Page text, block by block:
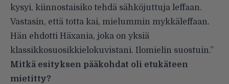
kysyi, kiinnostaisiko tehdä sähköjuttuja leffaan.
Vastasin, että totta kai, mielummin mykkäleffaan.
Hän ehdotti Häxania, joka on yksiä
klassikkosuosikkielokuvistani. Ilomielin suostuin.”
Mitkä esityksen pääkohdat oli etukäteen
mietitty?